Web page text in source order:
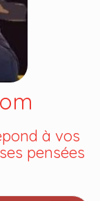
à vos
pensées